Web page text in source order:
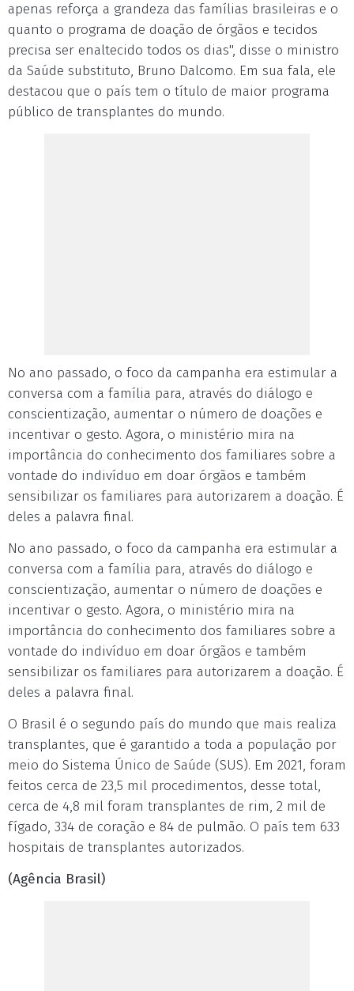
apenas reforça a grandeza das famílias brasileiras e o
quanto o programa de doação de órgãos e tecidos
precisa ser enaltecido todos os dias", disse o ministro
da Saúde substituto, Bruno Dalcomo. Em sua fala, ele
destacou que o país tem o título de maior programa
público de transplantes do mundo.
No ano passado, o foco da campanha era estimular a
conversa com a família para, através do diálogo e
conscientização, aumentar o número de doações e
incentivar o gesto. Agora, o ministério mira na
importância do conhecimento dos familiares sobre a
vontade do indivíduo em doar órgãos e também
sensibilizar os familiares para autorizarem a doação. É
deles a palavra final.
No ano passado, o foco da campanha era estimular a
conversa com a família para, através do diálogo e
conscientização, aumentar o número de doações e
incentivar o gesto. Agora, o ministério mira na
importância do conhecimento dos familiares sobre a
vontade do indivíduo em doar órgãos e também
sensibilizar os familiares para autorizarem a doação. É
deles a palavra final.
O Brasil é o segundo país do mundo que mais realiza
transplantes, que é garantido a toda a população por
meio do Sistema Único de Saúde (SUS). Em 2021, foram
feitos cerca de 23,5 mil procedimentos, desse total,
cerca de 4,8 mil foram transplantes de rim, 2 mil de
fígado, 334 de coração e 84 de pulmão. O país tem 633
hospitais de transplantes autorizados.
(Agência Brasil)